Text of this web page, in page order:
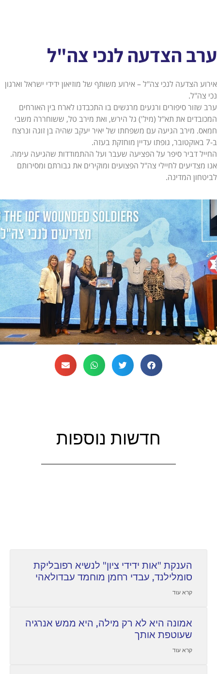
ערב הצדעה לנכי צה"ל
אירוע הצדעה לנכי צה"ל – אירוע משותף של מוזיאון ידידי ישראל וארגון
נכי צה"ל.
ערב שזור סיפורים ורגעים מרגשים בו התכבדנו לארח בין האורחים
המכובדים את תא"ל (מיל') גל הירש, ואת מירב טל, ששוחררה משבי
חמאס. מירב הגיעה עם משפחתו של יאיר יעקב שהיה בן זוגה ונרצח
ב-7 באוקטובר, גופתו עדיין מוחזקת בעזה.
החייל דביר סיפר על הפציעה שעבר ועל ההתמודדות שהגיעה עימה.
אנו מצדיעים לחיילי צה"ל הפצועים ומוקירים את גבורתם ומסירותם
לביטחון המדינה.
חדשות נוספות
הענקת "אות ידידי ציון" לנשיא רפובליקת
סומלילנד, עבדי רחמן מוחמד עבדולאהי
קרא עוד
אמונה היא לא רק מילה, היא ממש אנרגיה
שעוטפת אותך
קרא עוד